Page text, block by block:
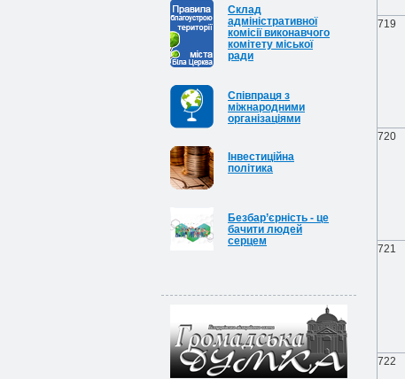
Cклад
адміністративної
комісії виконавчого
комітету міської
ради
Співпраця з
міжнародними
організаціями
Інвестиційна
політика
Безбар’єрність - це
бачити людей
серцем
719
720
721
722